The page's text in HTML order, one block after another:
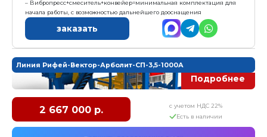
Характеристика:
Размер формовочного поля: 610х500 мм
Размер технологического поддона: 660х550х24 мм
Высота формуемых изделий: 30-200 мм
Установленная мощность: 13,8кВт
Режим работы: полуавтоматический
Преимущества: